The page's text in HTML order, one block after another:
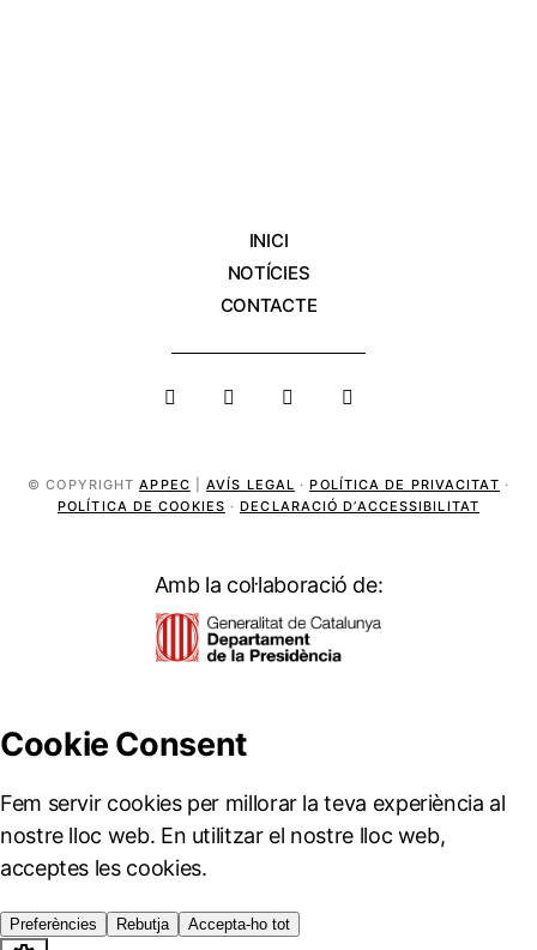
INICI
NOTÍCIES
CONTACTE
© COPYRIGHTAPPEC |AVÍS LEGAL ·POLÍTICA DE PRIVACITAT ·
POLÍTICA DE COOKIES ·DECLARACIÓ D’ACCESSIBILITAT
Amb la col·laboració de: